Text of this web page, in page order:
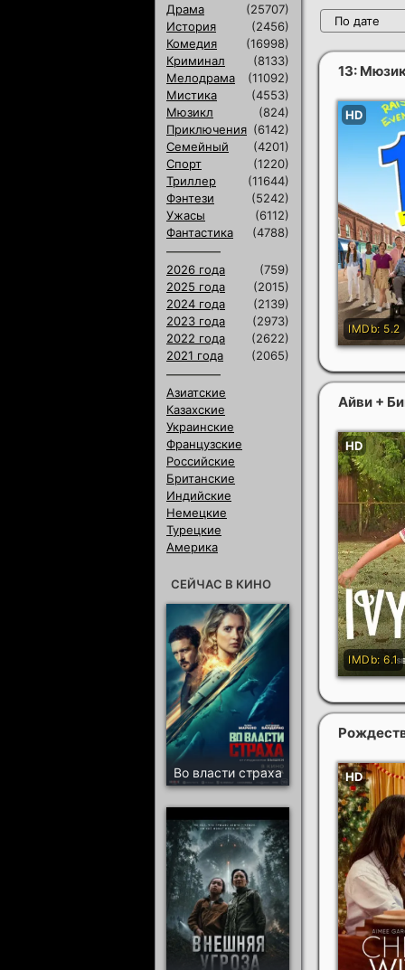
По дате
13:
Айви +
Драма
(25707)
История
(2456)
Комедия
(16998)
Криминал
(8133)
Мелодрама
(11092)
Мистика
(4553)
Мюзикл
(824)
Приключения (6142)
Семейный
(4201)
Спорт
(1220)
Триллер
(11644)
Фэнтези
(5242)
Ужасы
(6112)
Фантастика
(4788)
2026 года
(759)
2025 года
(2015)
2024 года
(2139)
2023 года
(2973)
2022 года
(2622)
2021 года
(2065)
Азиатские
Казахские
Украинские
Французские
Российские
Британские
Индийские
Немецкие
Турецкие
Америка
СЕЙЧАС В КИНО
Во власти страха